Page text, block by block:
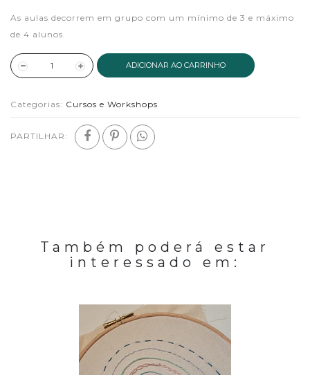
As aulas decorrem em grupo com um mínimo de 3 e máximo
de 4 alunos.
ADICIONAR AO CARRINHO
Categorias: Cursos e Workshops
PARTILHAR:
Também poderá estar
interessado em: